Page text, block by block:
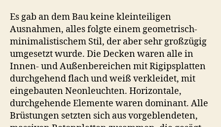
Es gab an dem Bau keine kleinteiligen
Ausnahmen, alles folgte einem geometrisch-
minimalistischem Stil, der aber sehr großzügig
umgesetzt wurde. Die Decken waren alle in
Innen- und Außenbereichen mit Rigipsplatten
durchgehend flach und weiß verkleidet, mit
eingebauten Neonleuchten. Horizontale,
durchgehende Elemente waren dominant. Alle
Brüstungen setzten sich aus vorgeblendeten,